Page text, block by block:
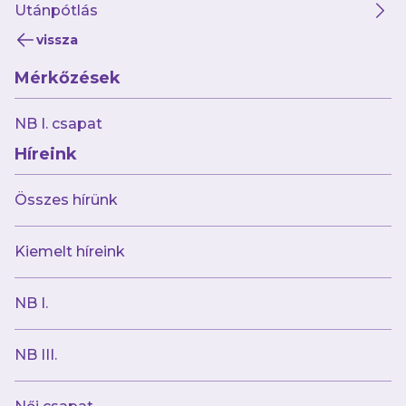
Utánpótlás
vissza
Mérkőzések
NB I. csapat
Híreink
Összes hírünk
Kiemelt híreink
NB I.
NB III.
A játékosként 114-szeres futsalválogatott
Újpestre, hiszen 2021 és 2023 között már
2021–2022-es évadban története során először
jutott a felsőházi rájátszásba, egy évvel később
pedig vezetésével 7. helyen zártuk a szezont.
Németh Péter Újpestről való távozása után a
mellett a TFSE-t irányította, melyet az
meggyőznünk őt és visszatért hozzánk.